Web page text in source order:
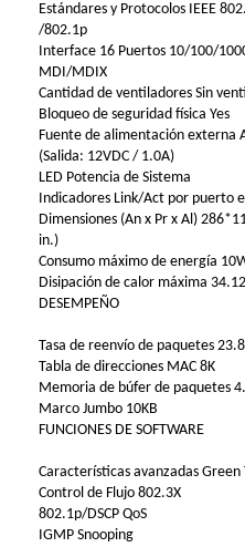
Estándares y Protocolos IEEE
/802.1p
Interface 16 Puertos 10/100/
MDI/MDIX
Cantidad de ventiladores Sin
Bloqueo de seguridad física Yes
Fuente de alimentación externa
(Salida: 12VDC / 1.0A)
LED Potencia de Sistema
Indicadores Link/Act por puerto
Dimensiones (An x Pr x Al)
in.)
Consumo máximo de energía
Disipación de calor máxima
DESEMPEÑO
Tasa de reenvío de paquetes
Tabla de direcciones MAC 8K
Memoria de búfer de paquetes
Marco Jumbo 10KB
FUNCIONES DE SOFTWARE
Características avanzadas Green
Control de Flujo 802.3X
802.1p/DSCP QoS
IGMP Snooping